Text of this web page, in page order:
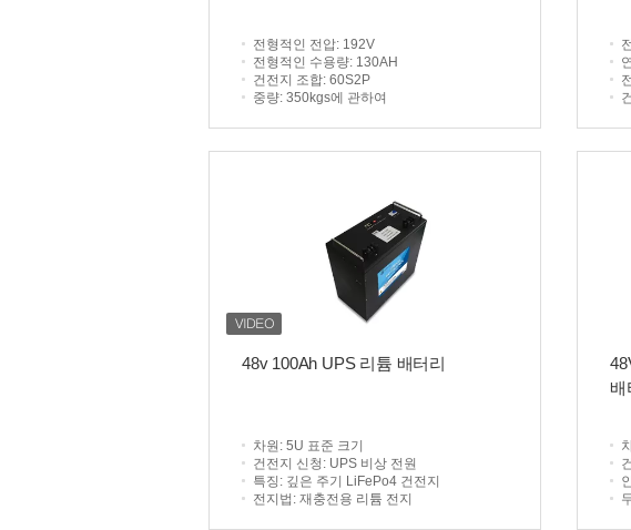
전형적인 전압: 192V
전형적인 수용량: 130AH
건전지 조합: 60S2P
중량: 350kgs에 관하여
48v 100Ah UPS 리튬 배터리
차원 : 5U 표준 크기
건전지 신청: UPS 비상 전원
특징: 깊은 주기 LiFePo4 건전지
전지법 : 재충전용 리튬 전지
배